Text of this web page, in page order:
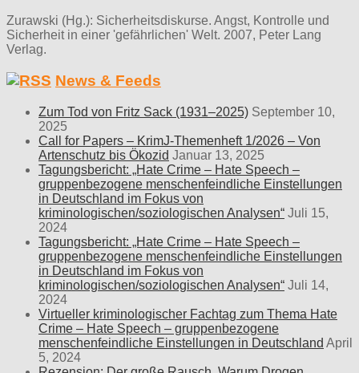
Zurawski (Hg.): Sicherheitsdiskurse. Angst, Kontrolle und
Sicherheit in einer 'gefährlichen' Welt. 2007, Peter Lang
Verlag.
News & Feeds
Zum Tod von Fritz Sack (1931–2025) September 10,
2025
Call for Papers – KrimJ-Themenheft 1/2026 – Von
Artenschutz bis Ökozid Januar 13, 2025
Tagungsbericht: „Hate Crime – Hate Speech –
gruppenbezogene menschenfeindliche Einstellungen
in Deutschland im Fokus von
kriminologischen/soziologischen Analysen“ Juli 15,
2024
Tagungsbericht: „Hate Crime – Hate Speech –
gruppenbezogene menschenfeindliche Einstellungen
in Deutschland im Fokus von
kriminologischen/soziologischen Analysen“ Juli 14,
2024
Virtueller kriminologischer Fachtag zum Thema Hate
Crime – Hate Speech – gruppenbezogene
menschenfeindliche Einstellungen in Deutschland April
5, 2024